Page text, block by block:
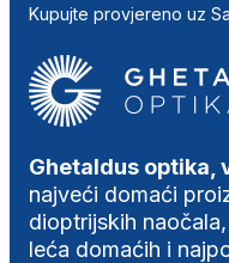
Kupujte provjereno uz
Ghetaldus optika,
najveći domaći
dioptrijskih
leća domaćih i